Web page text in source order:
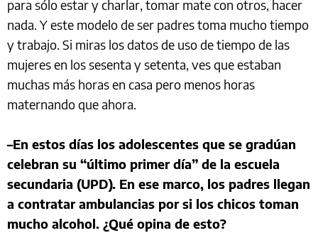
para sólo estar y charlar, tomar mate con otros, hacer
nada. Y este modelo de ser padres toma mucho tiempo
y trabajo. Si miras los datos de uso de tiempo de las
mujeres en los sesenta y setenta, ves que estaban
muchas más horas en casa pero menos horas
maternando que ahora.
–En estos días los adolescentes que se gradúan
celebran su “último primer día” de la escuela
secundaria (UPD). En ese marco, los padres llegan
a contratar ambulancias por si los chicos toman
mucho alcohol. ¿Qué opina de esto?